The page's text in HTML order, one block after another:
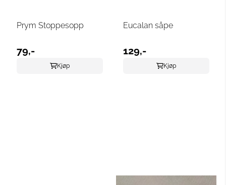
Prym Stoppesopp
79,-
Kjøp
Eucalan såpe
129,-
Kjøp